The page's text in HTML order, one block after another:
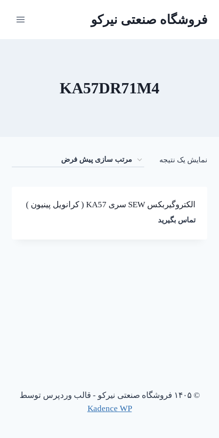
فروشگاه صنعتی نیرکو
KA57DR71M4
نمایش یک نتیجه
الکتروگیربکس SEW سری KA57 ( کرانویل پینیون )
تماس بگیرید
© ۱۴۰۵ فروشگاه صنعتی نیرکو - قالب وردپرس توسط
Kadence WP